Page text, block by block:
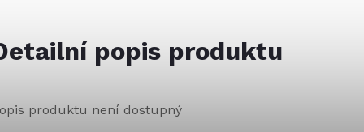
popis produktu
produktu není dostupný